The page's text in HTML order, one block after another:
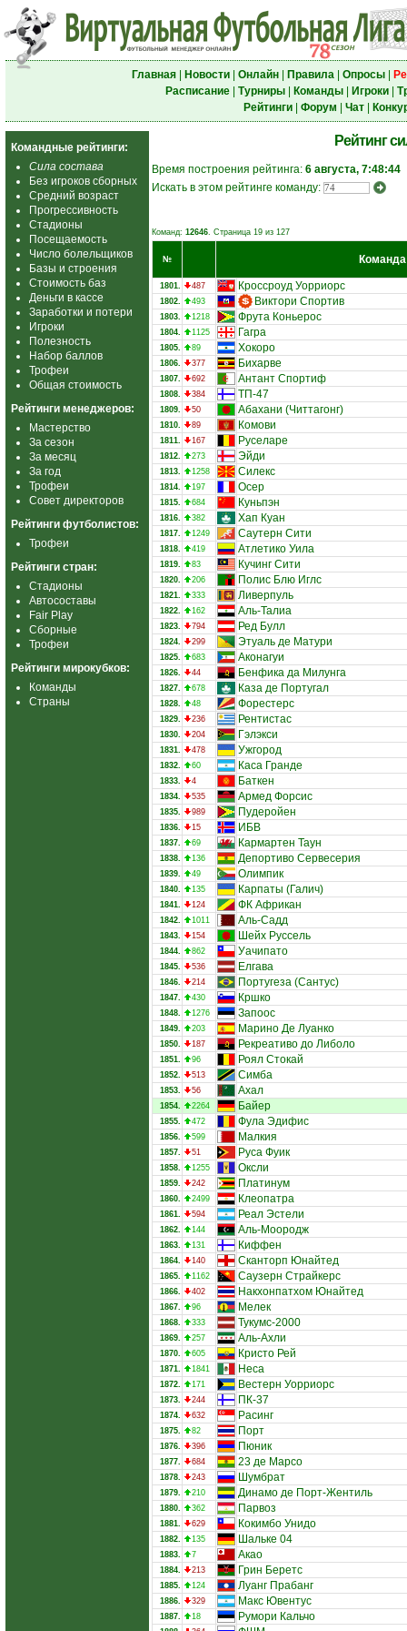
Главная| Новости| Онлайн| Правила| Опросы|
Расписание| Турниры| Команды| Игроки|
Рейтинги| Форум Чат|
Командные рейтинги:
Сила состава
Без игроков сборных
Средний возраст
Прогрессивность
Стадионы
Посещаемость
Число болельщиков
Базы и строения
Стоимость баз
Деньги в кассе
Заработки и потери
Игроки
Полезность
Набор баллов
Трофеи
Общая стоимость
Рейтинги менеджеров:
Мастерство
За сезон
За месяц
За год
Трофеи
Совет директоров
Рейтинги футболистов:
Трофеи
Рейтинги стран:
Стадионы
Автосоставы
Fair Play
Сборные
Трофеи
Рейтинги мирокубков:
Команды
Страны
Рейтинг
Время построения рейтинга: 6 августа, 7:48:44
Искать в этом рейтинге команду:
Команд: 12646. Страница 19 из 127
№ Команда
1801. 487 Кроссроуд Уорриорс
1802. 493 Виктори Спортив
1803. 1218 Фрута Коньерос
1804. 1125 Гагра
1805. 89 Хокоро
1806. 377 Бихарве
1807. 692 Антант Спортиф
1808. 384 ТП-47
1809. 50 Абахани (Читтагонг)
1810. 89 Комови
1811. 167 Руселаре
1812. 273 Эйди
1813. 1258 Силекс
1814. 197 Осер
1815. 684 Куньпэн
1816. 382 Хап Куан
1817. 1249 Саутерн Сити
1818. 419 Атлетико Уила
1819. 83 Кучинг Сити
1820. 206 Полис Блю Иглс
1821. 333 Ливерпуль
1822. 162 Аль-Талиа
1823. 794 Ред Булл
1824. 299 Этуаль де Матури
1825. 683 Аконагуи
1826. 44 Бенфика да Милунга
1827. 678 Каза де Португал
1828. 48 Форестерс
1829. 236 Рентистас
1830. 204 Гэлэкси
1831. 478 Ужгород
1832. 60 Каса Гранде
1833. 4 Баткен
1834. 535 Армед Форсис
1835. 989 Пудеройен
1836. 15 ИБВ
1837. 69 Кармартен Таун
1838. 136 Депортиво Сервесерия
1839. 49 Олимпик
1840. 135 Карпаты (Галич)
1841. 124 ФК Африкан
1842. 1011 Аль-Садд
1843. 154 Шейх Руссель
1844. 862 Уачипато
1845. 536 Елгава
1846. 214 Португеза (Сантус)
1847. 430 Кршко
1848. 1276 Запоос
1849. 203 Марино Де Луанко
1850. 187 Рекреативо до Либоло
1851. 96 Роял Стокай
1852. 513 Симба
1853. 56 Ахал
1854. 2264 Байер
1855. 472 Фула Эдифис
1856. 599 Малкия
1857. 51 Руса Фуик
1858. 1255 Оксли
1859. 242 Платинум
1860. 2499 Клеопатра
1861. 594 Реал Эстели
1862. 144 Аль-Моородж
1863. 131 Киффен
1864. 140 Сканторп Юнайтед
1865. 1162 Саузерн Страйкерс
1866. 402 Накхонпатхом Юнайтед
1867. 96 Мелек
1868. 333 Тукумс-2000
1869. 257 Аль-Ахли
1870. 605 Кристо Рей
1871. 1841 Неса
1872. 171 Вестерн Уорриорс
1873. 244 ПК-37
1874. 632 Расинг
1875. 82 Порт
1876. 396 Пюник
1877. 684 23 де Марсо
1878. 243 Шумбрат
1879. 210 Динамо де Порт-Жентиль
1880. 362 Парвоз
1881. 629 Кокимбо Унидо
1882. 135 Шальке 04
1883. 7 Акао
1884. 213 Грин Беретс
1885. 124 Луанг Прабанг
1886. 329 Макс Ювентус
1887. 18 Румори Кальчо